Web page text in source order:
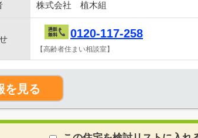
株式会社 植木組
0120-117-258
【高齢者住まい相談室】
を見る